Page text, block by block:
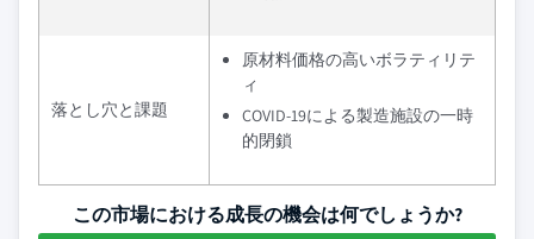
落とし穴と課題
原材料価格の高いボラティリテ
ィ
COVID-19による製造施設の一時
的閉鎖
この市場における成長の機会は何でしょうか?